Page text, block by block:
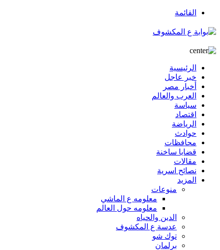
القائمة
الرئيسية
خبر عاجل
أخبار مصر
العرب والعالم
سياسة
اقتصاد
الرياضة
حوادث
محافظات
قضايا ساخنة
مقالات
نصائح اسرية
المزيد
منوعات
معلومه ع الماشي
معلومه حول العالم
الدين والحياه
عدسة ع المكشوف
توك شو
برلمان